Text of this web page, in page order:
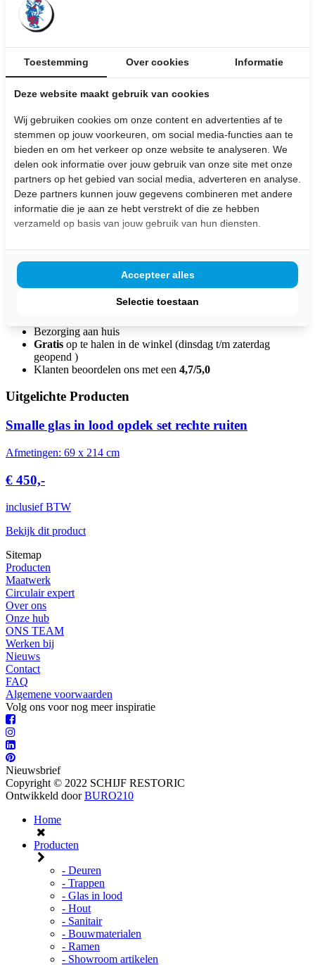
Op de tweede verdieping hebben we al onze glas in lood deuren in
een waaier hangen. Hier kan gemakkelijk door de deuren gebladerd
worden, zonder de deuren te beschadigen. Voor het fotograferen van
de deuren hebben we een vlakke witte deur achter de glas in lood
deuren gezet om zo goed mogelijk het glas in lood te kunnen vast
leggen. Wil je de deur in volle pracht zien? Kom langs in de winkel
Smalle glas in lood opdek set rechte
ruiten
Afmetingen: 69 x 214 cm
Bekijk de afbeeldingen
inclusief BTW
Stel hier je vraag over dit product:
Bezorging aan huis
Gratis op te halen in de winkel (dinsdag t/m zaterdag
geopend )
Klanten beoordelen ons met een 4,7/5,0
Uitgelichte Producten
Smalle glas in lood opdek set rechte ruiten
Afmetingen: 69 x 214 cm
€ 450,-
inclusief BTW
Bekijk dit product
Sitemap
Producten
Maatwerk
Circulair expert
Over ons
Onze hub
ONS TEAM
Werken bij
Nieuws
Contact
FAQ
Algemene voorwaarden
Volg ons voor nog meer inspiratie
Nieuwsbrief
Copyright © 2022 SCHIJF RESTORIC
Ontwikkeld doorBURO210
Home
Producten
- Deuren
- Trappen
- Glas in lood
- Hout
- Sanitair
- Bouwmaterialen
- Ramen
- Showroom artikelen
Toestemming Over cookies Informatie
Deze website maakt gebruik van cookies
Wij gebruiken cookies om onze content en advertenties af te
stemmen op jouw voorkeuren, om social media-functies aan te
bieden en om het verkeer op onze website te analyseren. We
delen ook informatie over jouw gebruik van onze site met onze
partners op het gebied van social media, adverteren en analyse.
Deze partners kunnen jouw gegevens combineren met andere
informatie die je aan ze hebt verstrekt of die ze hebben
verzameld op basis van jouw gebruik van hun diensten.
Selectie toestaan
Accepteer alles